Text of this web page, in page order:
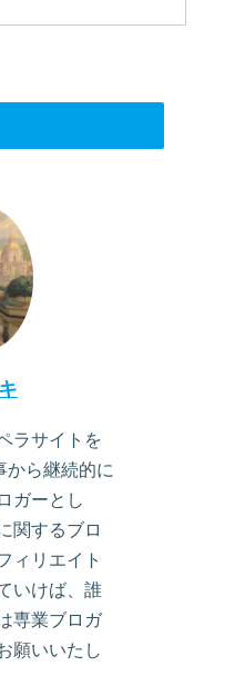
ラサイトを
から継続的に
ガーとし
関するブロ
ィリエイト
いけば、誰
専業ブロガ
願いいたし